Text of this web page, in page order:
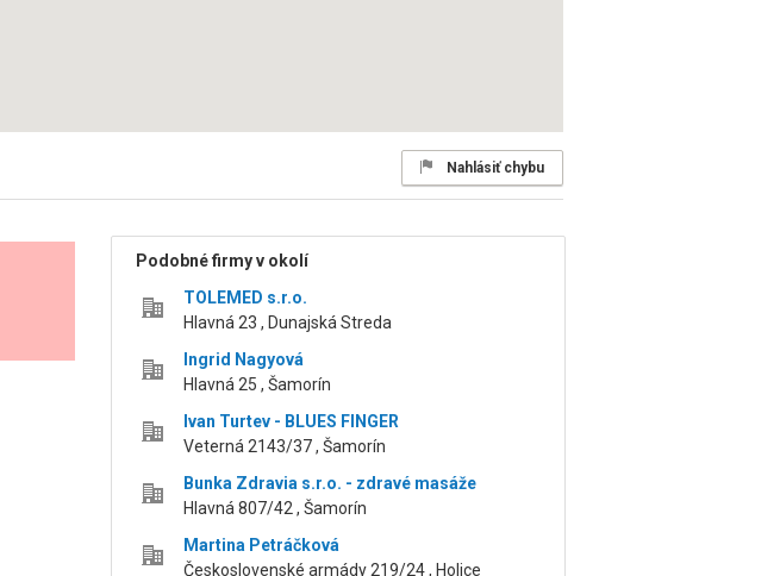
Nahlásiť chybu
Podobné firmy v okolí
TOLEMED s.r.o.
Hlavná 23 , Dunajská Streda
Ingrid Nagyová
Hlavná 25 , Šamorín
Ivan Turtev - BLUES FINGER
Veterná 2143/37 , Šamorín
Bunka Zdravia s.r.o. - zdravé masáže
Hlavná 807/42 , Šamorín
Martina Petráčková
Československé armády 219/24 , Holice